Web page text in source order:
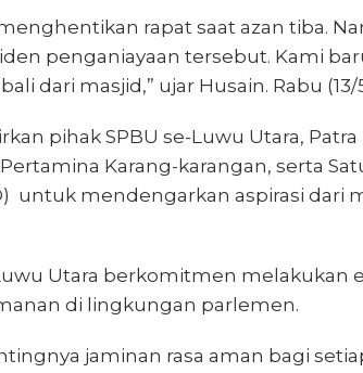
rapat saat azan tiba.
penganiayaan tersebut. Kami
dari masjid,” ujar Husain. Rabu (13/
pihak SPBU se-Luwu Utara,
Karang-karangan, serta
untuk mendengarkan aspirasi dari
Utara berkomitmen melakukan
di lingkungan parlemen.
jaminan rasa aman bagi